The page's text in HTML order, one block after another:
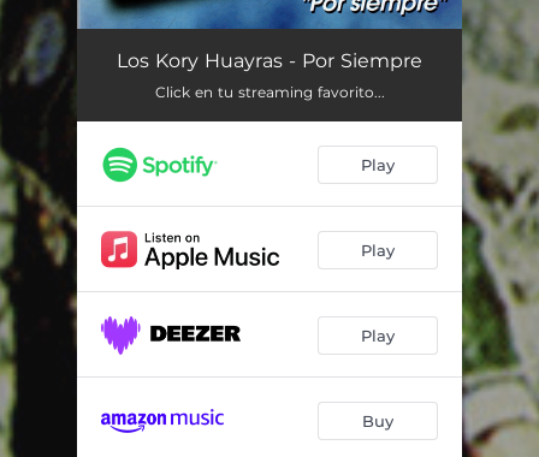
Por Qué Me Enamoré de Tí 02:15
Padillita
Onda Pena 03:09
Golondrina Viajera 02:54
Basta Corazón 02:47
Amor Joven
Fatalidad 03:26
Los Kory Huayras - Por Siempre
Click en tu streaming favorito...
Play
Play
Play
Buy